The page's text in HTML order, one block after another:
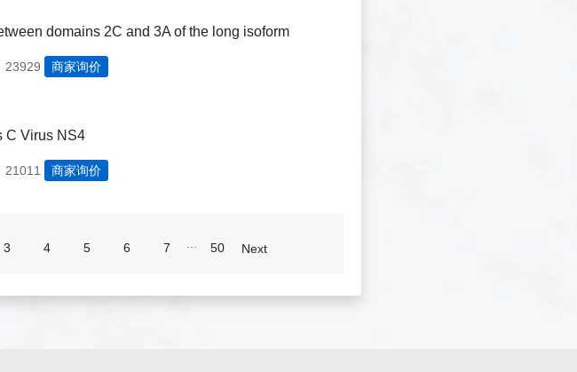
domains 2C and 3A of the long isoform
23929 商家询价
C Virus NS4
21011 商家询价
3 4 5 6 7 50 Next